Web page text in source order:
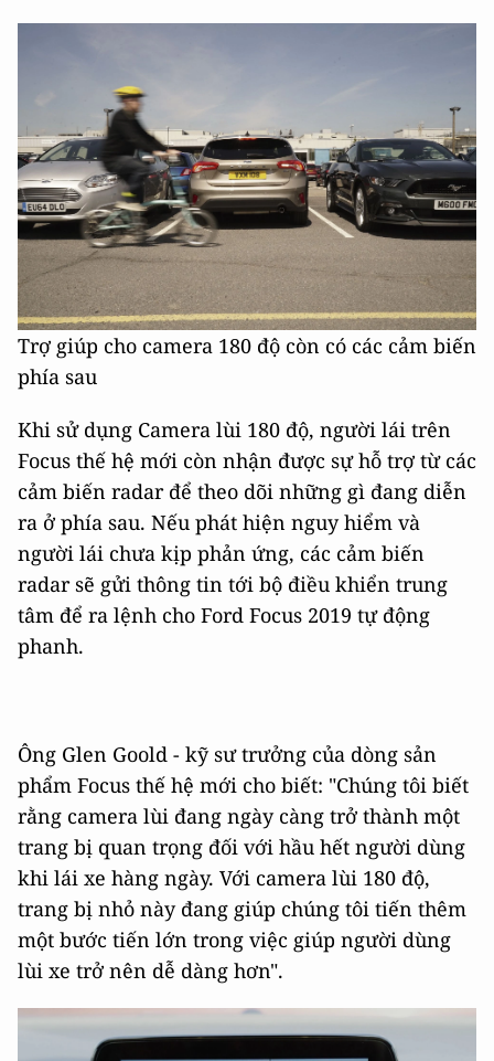
Trợ giúp cho camera 180 độ còn có các cảm biến
phía sau
Khi sử dụng Camera lùi 180 độ, người lái trên
Focus thế hệ mới còn nhận được sự hỗ trợ từ các
cảm biến radar để theo dõi những gì đang diễn
ra ở phía sau. Nếu phát hiện nguy hiểm và
người lái chưa kịp phản ứng, các cảm biến
radar sẽ gửi thông tin tới bộ điều khiển trung
tâm để ra lệnh cho Ford Focus 2019 tự động
phanh.
Ông Glen Goold - kỹ sư trưởng của dòng sản
phẩm Focus thế hệ mới cho biết: "Chúng tôi biết
rằng camera lùi đang ngày càng trở thành một
trang bị quan trọng đối với hầu hết người dùng
khi lái xe hàng ngày. Với camera lùi 180 độ,
trang bị nhỏ này đang giúp chúng tôi tiến thêm
một bước tiến lớn trong việc giúp người dùng
lùi xe trở nên dễ dàng hơn".